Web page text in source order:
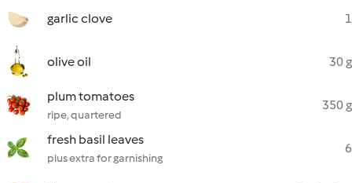
garlic clove
1
olive oil 30 g
plum tomatoes
ripe, quartered
350 g
fresh basil leaves
plus extra for garnishing
6